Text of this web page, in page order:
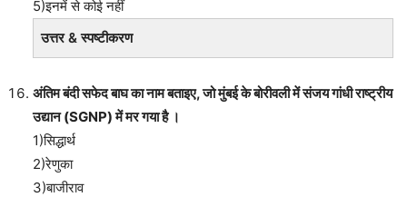
5)इनमें से कोई नहीं
उत्तर & स्पष्टीकरण
अंतिम बंदी सफेद बाघ का नाम बताइए, जो मुंबई के बोरीवली में संजय गांधी राष्ट्रीय
उद्यान (SGNP) में मर गया है ।
1)सिद्धार्थ
2)रेणुका
3)बाजीराव